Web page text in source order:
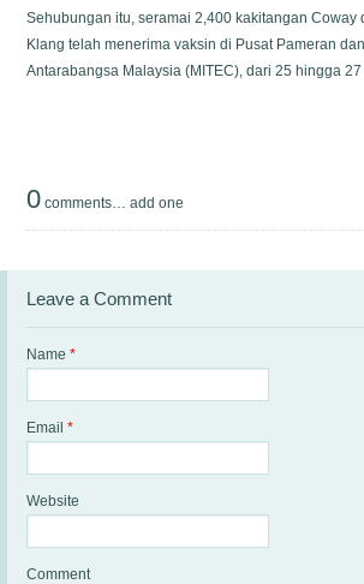
Sehubungan itu, seramai 2,400 kakitangan Coway
Klang telah menerima vaksin di Pusat Pameran
Antarabangsa Malaysia (MITEC), dari 25 hingga 27
0 comments… add one
Leave a Comment
Name *
Email *
Website
Comment